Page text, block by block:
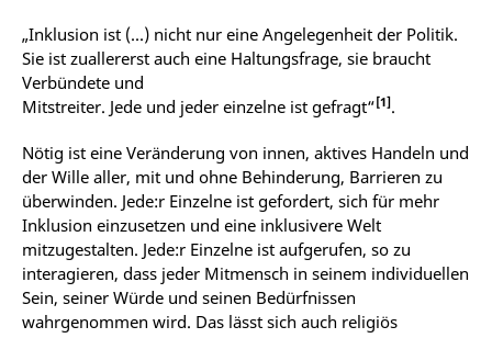
„Inklusion ist (...) nicht nur eine Angelegenheit der Politik.
Sie ist zuallererst auch eine Haltungsfrage, sie braucht
Verbündete und
Mitstreiter. Jede und jeder einzelne ist gefragt“[1].
Nötig ist eine Veränderung von innen, aktives Handeln und
der Wille aller, mit und ohne Behinderung, Barrieren zu
überwinden. Jede:r Einzelne ist gefordert, sich für mehr
Inklusion einzusetzen und eine inklusivere Welt
mitzugestalten. Jede:r Einzelne ist aufgerufen, so zu
interagieren, dass jeder Mitmensch in seinem individuellen
Sein, seiner Würde und seinen Bedürfnissen
wahrgenommen wird. Das lässt sich auch religiös